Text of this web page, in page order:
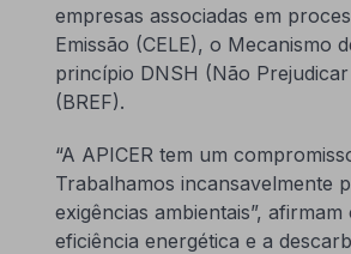
empresas associadas em
Emissão (CELE), o Mecanismo
princípio DNSH (Não
(BREF).
“A APICER tem um
Trabalhamos incansavelmente
exigências ambientais”,
eficiência energética e a